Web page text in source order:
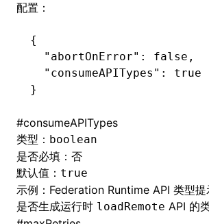
配置：
{
  "abortOnError"
: false ,
  "consumeAPITypes"
:
true
}
#consumeAPITypes
类型： boolean
是否必填：否
默认值： true
示例： Federation Runtime API 类型提
是否生成运行时 loadRemote API 的